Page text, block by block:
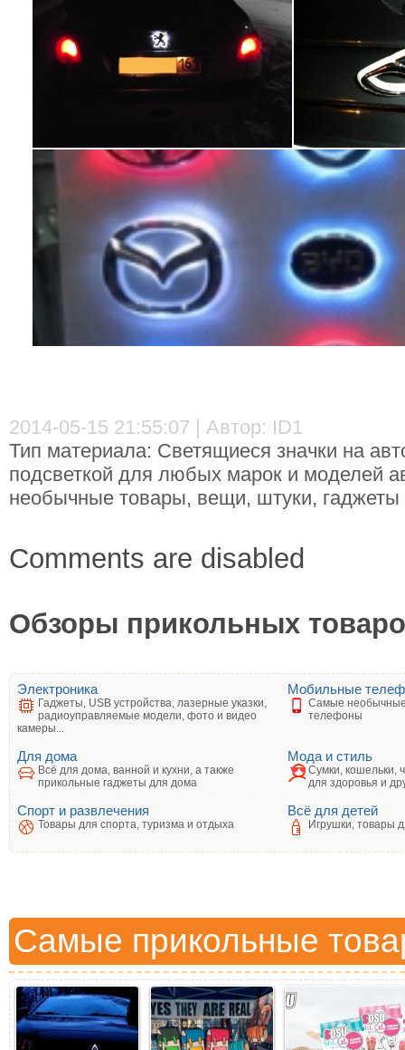
2014-05-15 21:55:07 | Автор: ID1
Тип материала: Светящиеся значки на
подсветкой для любых марок и моделей
необычные товары, вещи, штуки, гаджеты
Comments are disabled
Обзоры прикольных
Электроника
Гаджеты, USB устройства, лазерные указки,
радиоуправляемые модели, фото и видео
камеры...
Мобильные
Самые
телефоны
Для дома
Всё для дома, ванной и кухни, а также
прикольные гаджеты для дома
Мода и стиль
Сумки, кошельки,
для здоровья и
Спорт и развлечения
Товары для спорта, туризма и отдыха
Всё для детей
Игрушки, товары
Самые прикольные